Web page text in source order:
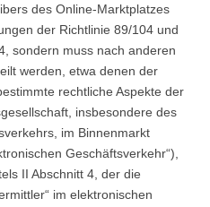
des Online-Marktplatzes
der Richtlinie 89/104 und
sondern muss nach anderen
werden, etwa denen der
rechtliche Aspekte der
insbesondere des
im Binnenmarkt
Geschäftsverkehr“),
II Abschnitt 4, der die
im elektronischen